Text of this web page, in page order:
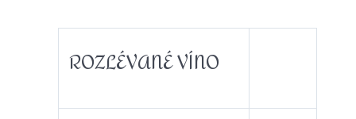
ROZLÉVANÉ VÍNO